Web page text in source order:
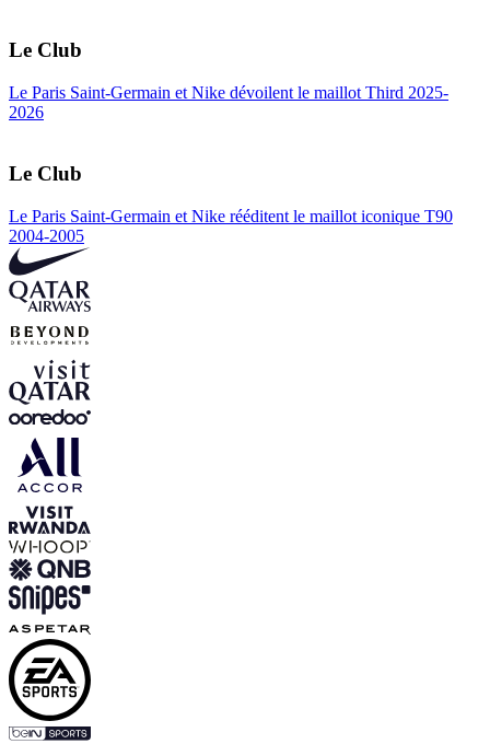
Le Club
Le Paris Saint-Germain et Nike dévoilent le maillot Third 2025-
2026
Le Club
Le Paris Saint-Germain et Nike rééditent le maillot iconique T90
2004-2005